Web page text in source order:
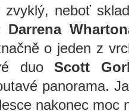
neboť
Darrena
o jeden z
duoScott
panorama.
nakonec moc